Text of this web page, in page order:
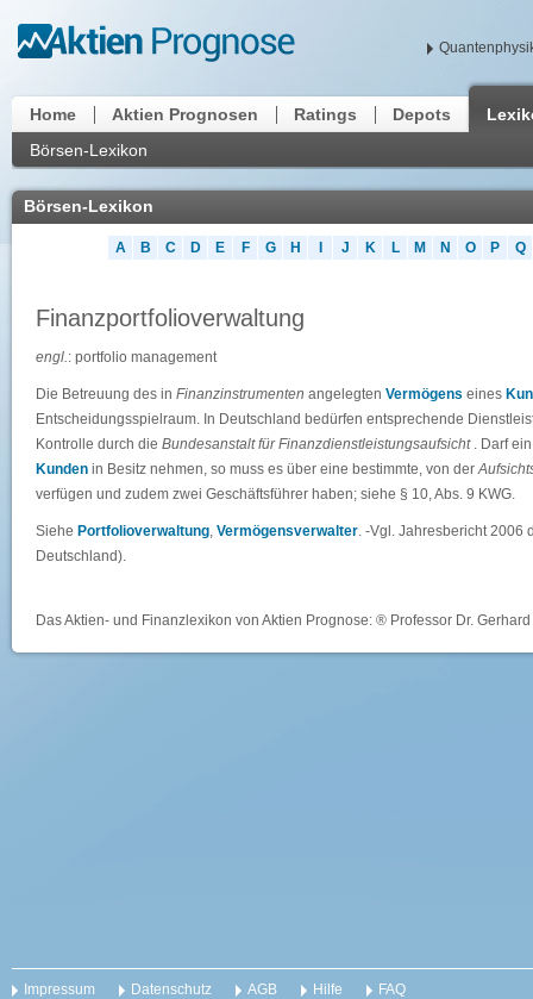
Home Aktien Prognosen Ratings Depots
Börsen-Lexikon
Börsen-Lexikon
A B C D E F G H J K L M N O P Q
Finanzportfolioverwaltung
engl.: portfolio management
Die Betreuung des in Finanzinstrumenten angelegten Vermögens eines
Entscheidungsspielraum. In Deutschland bedürfen entsprechende
Kontrolle durch die Bundesanstalt für Finanzdienstleistungsaufsicht. Darf
Kunden in Besitz nehmen, so muss es über eine bestimmte, von der
verfügen und zudem zwei Geschäftsführer haben; siehe § 10, Abs. 9 KWG.
Siehe Portfolioverwaltung, Vermögensverwalter. -Vgl. Jahresbericht 2006
Deutschland).
Das Aktien- und Finanzlexikon von Aktien Prognose: ® Professor Dr.
Impressum Datenschutz AGB Hilfe FAQ